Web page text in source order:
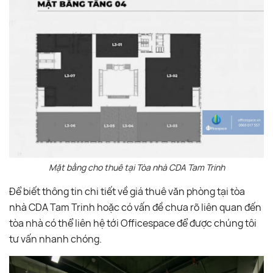
Mặt bằng cho thuê tại Tòa nhà CDA Tam Trinh
Để biết thông tin chi tiết về giá thuê văn phòng tại tòa
nhà CDA Tam Trinh hoặc có vấn đề chưa rõ liên quan đến
tòa nhà có thể liên hệ tới Officespace để được chúng tôi
tư vấn nhanh chóng.